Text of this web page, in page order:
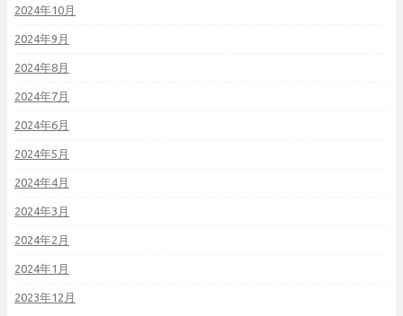
2024年10月
2024年9月
2024年8月
2024年7月
2024年6月
2024年5月
2024年4月
2024年3月
2024年2月
2024年1月
2023年12月